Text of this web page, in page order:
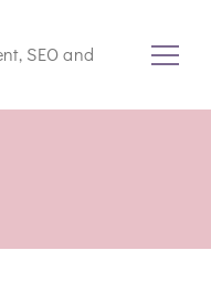
SEO and